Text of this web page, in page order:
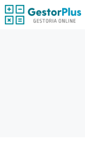
Saltar
al